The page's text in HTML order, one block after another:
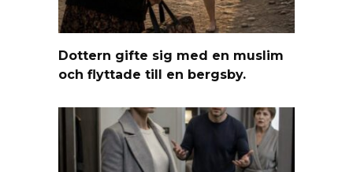
Dottern gifte sig med en muslim
och flyttade till en bergsby.